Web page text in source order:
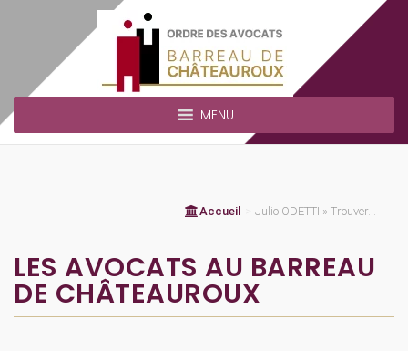
MENU
Accueil Julio ODETTI » Trouver...
LES AVOCATS AU BARREAU
DE CHÂTEAUROUX